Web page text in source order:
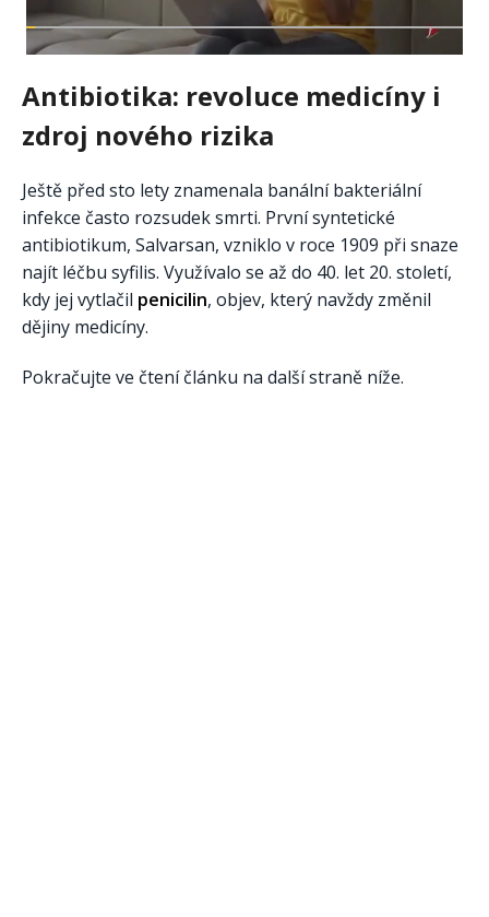
Antibiotika: revoluce medicíny i
zdroj nového rizika
Ještě před sto lety znamenala banální bakteriální
infekce často rozsudek smrti. První syntetické
antibiotikum, Salvarsan, vzniklo v roce 1909 při snaze
najít léčbu syfilis. Využívalo se až do 40. let 20. století,
kdy jej vytlačil penicilin, objev, který navždy změnil
dějiny medicíny.
Pokračujte ve čtení článku na další straně níže.